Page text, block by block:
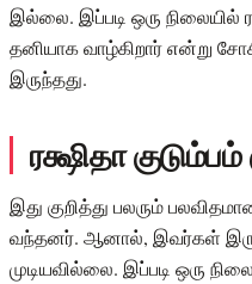
இல்லை. இப்படி ஒரு நிலையில்
தனியாக வாழ்கிறார் என்று
இருந்தது.
ரக்ஷிதா
இது குறித்து பலரும்
வந்தனர். ஆனால், இவர்கள்
முடியவில்லை. இப்படி ஒரு